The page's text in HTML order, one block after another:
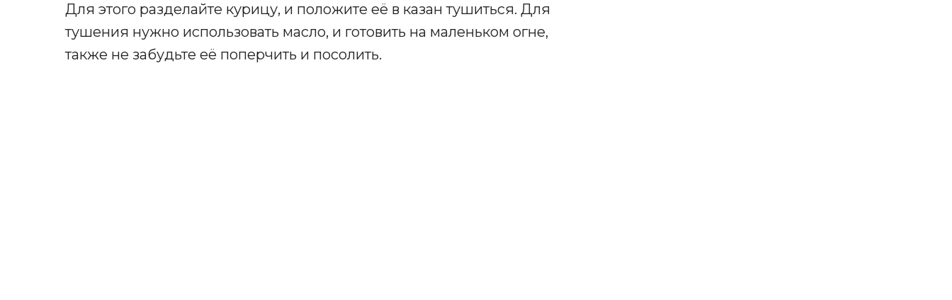
Для этого разделайте курицу, и положите её в казан тушиться. Для
тушения нужно использовать масло, и готовить на маленьком огне,
также не забудьте её поперчить и посолить.